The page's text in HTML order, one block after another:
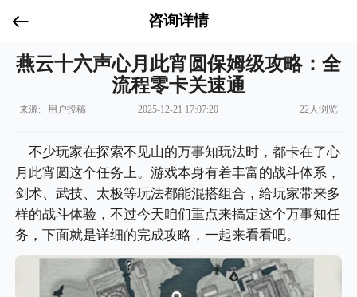
咨询详情
燕云十六声心月此宵圆保姆级攻略：全
流程零卡关速通
来源: 用户投稿 2025-12-21 17:07:20 22人浏览
不少玩家在探索不见山的万事知玩法时，都卡在了心
月此宵圆这个任务上。游戏本身有着丰富的战斗体系，
剑术、武技、太极等玩法都能混搭组合，给玩家带来多
样的战斗体验，不过今天咱们重点来搞定这个万事知任
务，下面就是详细的完成攻略，一起来看看吧。